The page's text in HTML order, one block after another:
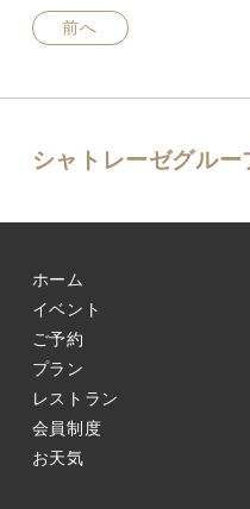
前へ
シャトレーゼグルー
ホーム
イベント
ご予約
プラン
レストラン
会員制度
お天気